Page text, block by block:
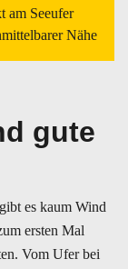
am Seeufer
Nähe
gute
es kaum Wind
ersten Mal
Vom Ufer bei